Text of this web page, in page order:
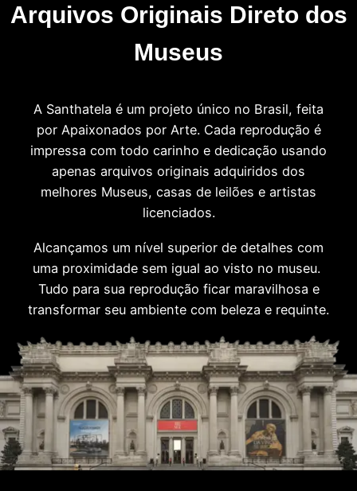
Arquivos Originais Direto dos
Museus
A Santhatela é um projeto único no Brasil, feita
por Apaixonados por Arte. Cada reprodução é
impressa com todo carinho e dedicação usando
apenas arquivos originais adquiridos dos
melhores Museus, casas de leilões e artistas
licenciados.
Alcançamos um nível superior de detalhes com
uma proximidade sem igual ao visto no museu.
Tudo para sua reprodução ficar maravilhosa e
transformar seu ambiente com beleza e requinte.